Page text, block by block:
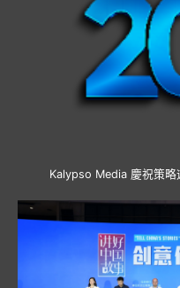
Kalypso Media 慶祝策